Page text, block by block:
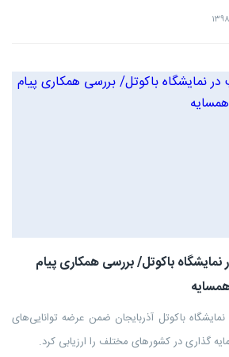
۱۶
باکوتل/ بررسی همکاری پیام
باکوتل آذربایجان ضمن عرضه توانایی‌های
گذاری در کشورهای مختلف را ارزیابی کرد.